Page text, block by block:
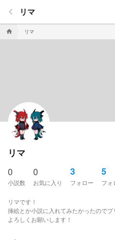
home リマ
keyboard_arrow_left リマ
リマ
0
小説数
0
お気に入り
3
フォロー
5
フォ
リマです！
挿絵とか小説に入れてみたかったのでプ
よろしくお願いします！